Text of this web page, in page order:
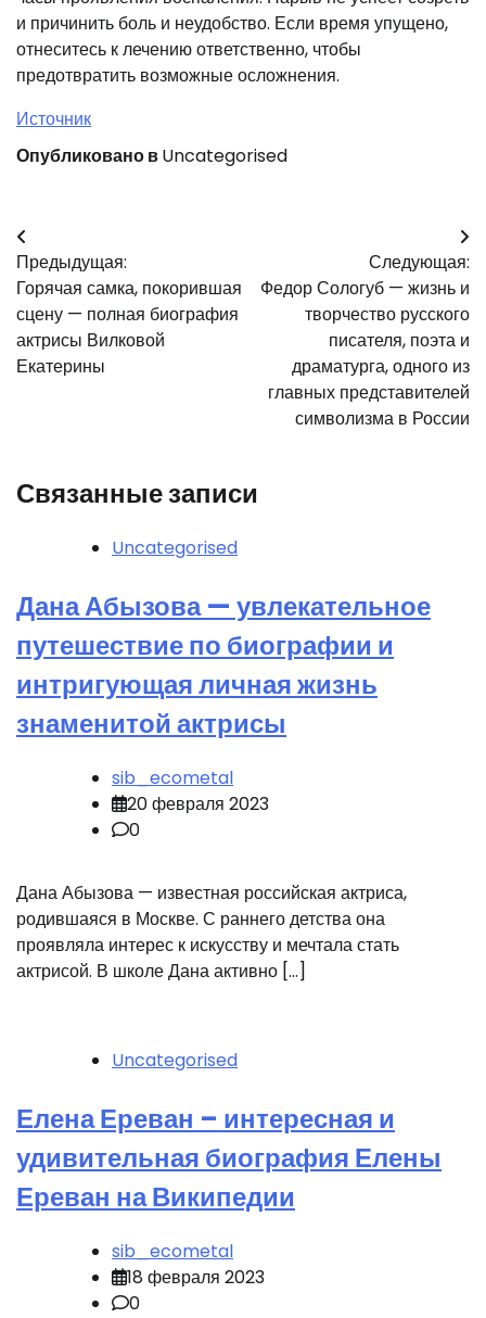
и причинить боль и неудобство. Если время упущено,
отнеситесь к лечению ответственно, чтобы
предотвратить возможные осложнения.
Источник
Опубликовано вUncategorised
Навигация
по
записям
Предыдущая:
Горячая самка, покорившая
сцену — полная биография
актрисы Вилковой
Екатерины
Следующая:
Федор Сологуб — жизнь и
творчество русского
писателя, поэта и
драматурга, одного из
главных представителей
символизма в России
Связанные записи
Uncategorised
Дана Абызова — увлекательное
путешествие по биографии и
интригующая личная жизнь
знаменитой актрисы
sib_ecometal
20 февраля 2023
0
Дана Абызова — известная российская актриса,
родившаяся в Москве. С раннего детства она
проявляла интерес к искусству и мечтала стать
актрисой. В школе Дана активно […]
Uncategorised
Елена Ереван – интересная и
удивительная биография Елены
Ереван на Википедии
sib_ecometal
18 февраля 2023
0